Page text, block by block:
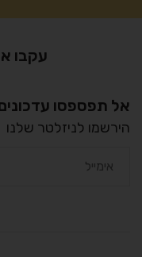
עקבו
אל תפספסו
הירשמו לניזלטר שלנו